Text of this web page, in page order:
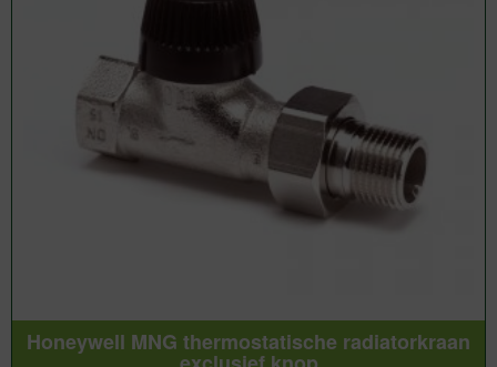
Honeywell MNG thermostatische radiatorkraan